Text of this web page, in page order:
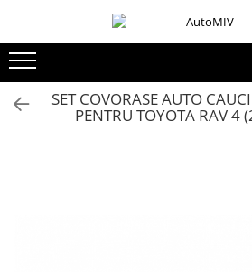
Oferta Saptamanii
SET COVORASE AUTO
PENTRU TOYOTA RAV 4